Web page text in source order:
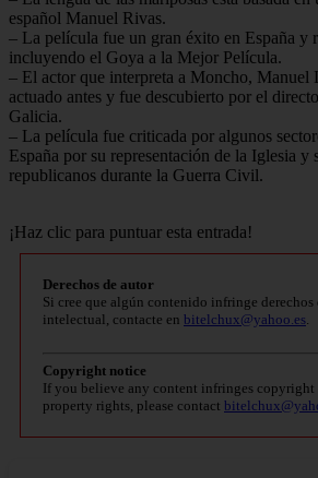
español Manuel Rivas.
– La película fue un gran éxito en España y
incluyendo el Goya a la Mejor Película.
– El actor que interpreta a Moncho, Manuel
actuado antes y fue descubierto por el
Galicia.
– La película fue criticada por algunos
España por su representación de la Iglesia y
republicanos durante la Guerra Civil.
¡Haz clic para puntuar esta entrada!
Derechos de autor
Si cree que algún contenido infringe derechos
intelectual, contacte en bitelchux@yahoo.es
Copyright notice
If you believe any content infringes
property rights, please contact